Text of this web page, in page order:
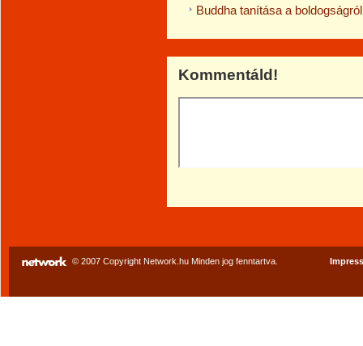
Buddha tanítása a boldogságról
Kommentáld!
© 2007 Copyright Network.hu Minden jog fenntartva.